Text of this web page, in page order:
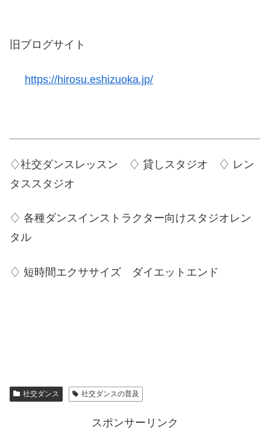
旧ブログサイト
https://hirosu.eshizuoka.jp/
♢社交ダンスレッスン ♢ 貸しスタジオ ♢ レン
タススタジオ
♢ 各種ダンスインストラクター向けスタジオレン
タル
♢ 短時間エクササイズ ダイエットエンド
社交ダンス 社交ダンスの普及
スポンサーリンク